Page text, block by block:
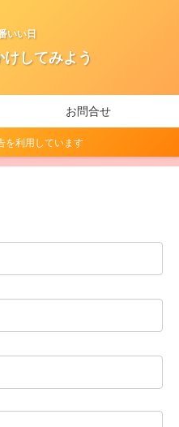
いい日
してみよう
お問合せ
を利用しています